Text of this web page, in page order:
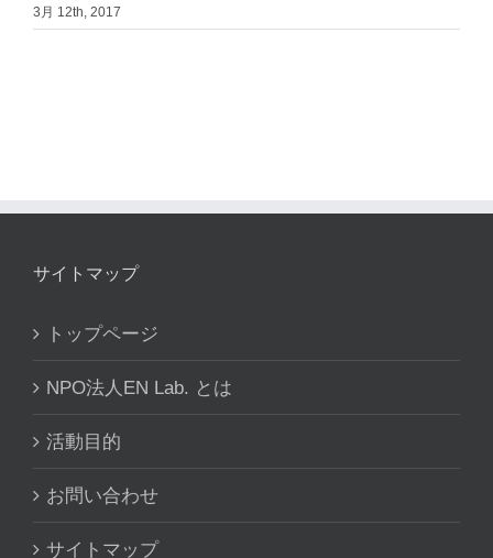
3月 12th, 2017
サイトマップ
トップページ
NPO法人EN Lab. とは
活動目的
お問い合わせ
サイトマップ